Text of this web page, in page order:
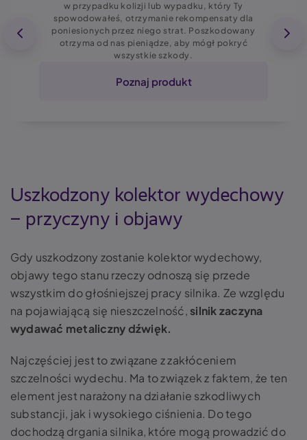
w przypadku kolizji lub wypadku, który Ty
spowodowałeś, otrzymanie rekompensaty dla
poniesionych przez niego strat. Poszkodowany
otrzyma od nas pieniądze, aby mógł pokryć
wszystkie szkody.
Poznaj produkt
Uszkodzony kolektor wydechowy
– przyczyny i objawy
Gdy uszkodzony zostanie kolektor wydechowy,
objawy tego stanu rzeczy odnoszą się przede
wszystkim do głośniejszej pracy silnika. Ze względu
na pojawiającą się nieszczelność, silnik zaczyna
wydawać metaliczny dźwięk.
Najczęściej jest to związane z zakłóceniem
szczelności wydechu. Ma to związek z faktem, że ten
element jest narażony na działanie szkodliwych
substancji, jak i wysokiego ciśnienia. Do tego
dochodzą drgania silnika, które mogą prowadzić do